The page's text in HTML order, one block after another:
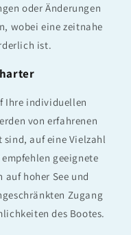
oder Änderungen
wobei eine zeitnahe
ist.
Ihre individuellen
von erfahrenen
auf eine Vielzahl
geeignete
hoher See und
Zugang
des Bootes.